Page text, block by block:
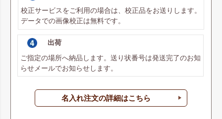
校正サービスをご利用の場合は、校正品をお送りします。
データでの画像校正は無料です。
出荷
ご指定の場所へ納品します。送り状番号は発送完了のお知
らせメールでお知らせします。
名入れ注文の詳細はこちら